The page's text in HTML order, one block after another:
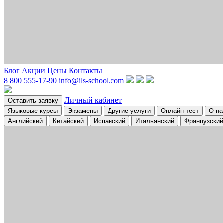
Блог Акции Цены Контакты
8 800 555-17-90 info@ils-school.com
Оставить заявку Личный кабинет
Языковые курсы Экзамены Другие услуги Онлайн-тест
О
Английский
Китайский Испанский Итальянский Французский